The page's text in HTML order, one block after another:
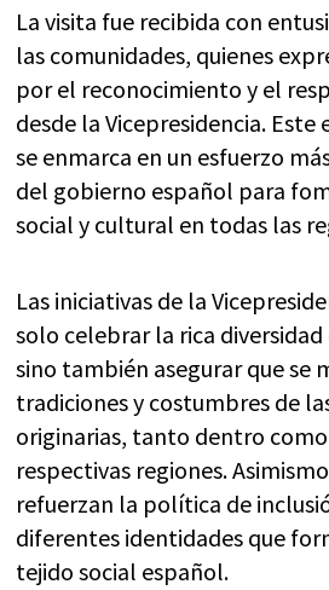
La visita fue recibida con
las comunidades, quienes
por el reconocimiento y el
desde la Vicepresidencia.
se enmarca en un esfuerzo
del gobierno español para
social y cultural en todas las
Las iniciativas de la
solo celebrar la rica
sino también asegurar que se
tradiciones y costumbres de
originarias, tanto dentro como
respectivas regiones.
refuerzan la política de
diferentes identidades que
tejido social español.